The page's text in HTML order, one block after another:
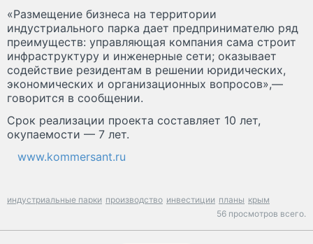
«Размещение бизнеса на территории
индустриального парка дает предпринимателю ряд
преимуществ: управляющая компания сама строит
инфраструктуру и инженерные сети; оказывает
содействие резидентам в решении юридических,
экономических и организационных вопросов»,—
говорится в сообщении.
Срок реализации проекта составляет 10 лет,
окупаемости — 7 лет.
www.kommersant.ru
индустриальные парки производство инвестиции планы крым
56 просмотров всего.